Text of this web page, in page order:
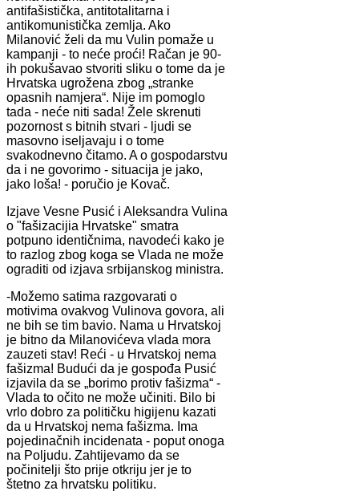
antifašistička, antitotalitarna i
antikomunistička zemlja. Ako
Milanović želi da mu Vulin pomaže u
kampanji - to neće proći! Račan je 90-
ih pokušavao stvoriti sliku o tome da je
Hrvatska ugrožena zbog „stranke
opasnih namjera“. Nije im pomoglo
tada - neće niti sada! Žele skrenuti
pozornost s bitnih stvari - ljudi se
masovno iseljavaju i o tome
svakodnevno čitamo. A o gospodarstvu
da i ne govorimo - situacija je jako,
jako loša! - poručio je Kovač.
Izjave Vesne Pusić i Aleksandra Vulina
o "fašizacijia Hrvatske" smatra
potpuno identičnima, navodeći kako je
to razlog zbog koga se Vlada ne može
ograditi od izjava srbijanskog ministra.
-Možemo satima razgovarati o
motivima ovakvog Vulinova govora, ali
ne bih se tim bavio. Nama u Hrvatskoj
je bitno da Milanovićeva vlada mora
zauzeti stav! Reći - u Hrvatskoj nema
fašizma! Budući da je gospođa Pusić
izjavila da se „borimo protiv fašizma“ -
Vlada to očito ne može učiniti. Bilo bi
vrlo dobro za političku higijenu kazati
da u Hrvatskoj nema fašizma. Ima
pojedinačnih incidenata - poput onoga
na Poljudu. Zahtijevamo da se
počinitelji što prije otkriju jer je to
štetno za hrvatsku politiku.